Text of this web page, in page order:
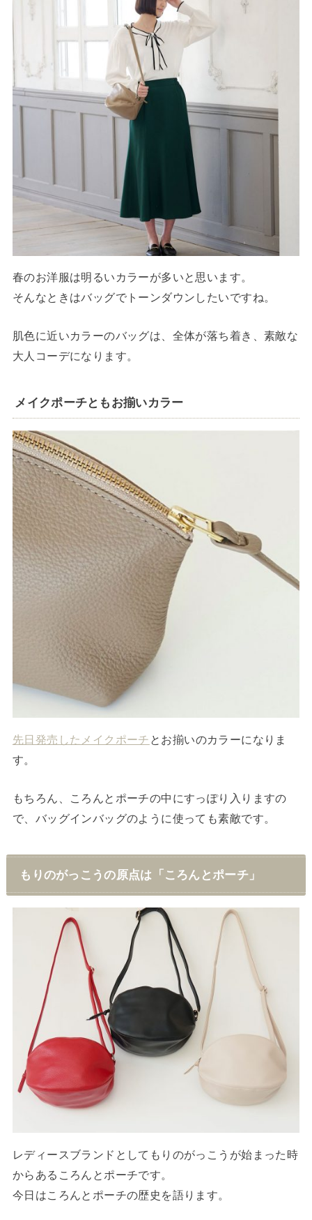
春のお洋服は明るいカラーが多いと思います。
そんなときはバッグでトーンダウンしたいですね。
肌色に近いカラーのバッグは、全体が落ち着き、素敵な
大人コーデになります。
メイクポーチともお揃いカラー
先日発売したメイクポーチ とお揃いのカラーになりま
す。
もちろん、ころんとポーチの中にすっぽり入りますの
で、バッグインバッグのように使っても素敵です。
もりのがっこうの原点は「ころんとポーチ」
レディースブランドとしてもりのがっこうが始まった時
からあるころんとポーチです。
今日はころんとポーチの歴史を語ります。